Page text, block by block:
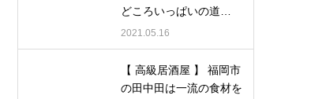
どころいっぱいの道…
2021.05.16
【 高級居酒屋 】 福岡市
の田中田は一流の食材を